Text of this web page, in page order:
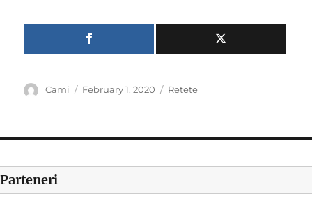
Author
Cami
Posted
February 1, 2020 Categories
Retete
Parteneri